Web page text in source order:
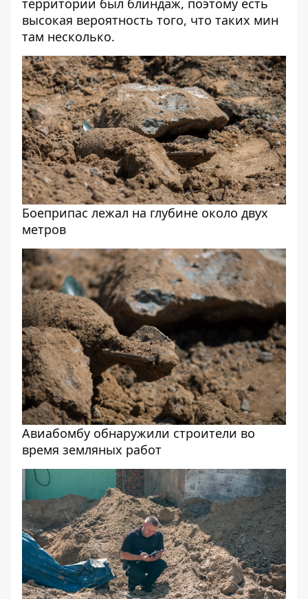
территории был блиндаж, поэтому есть
высокая вероятность того, что таких мин
там несколько.
Боеприпас лежал на глубине около двух
метров
Авиабомбу обнаружили строители во
время земляных работ